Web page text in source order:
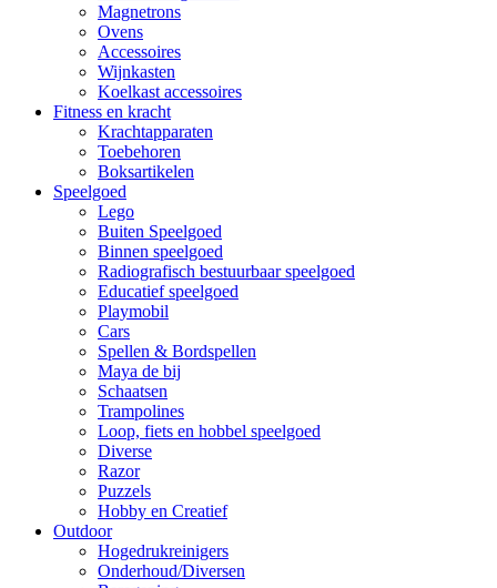
Magnetrons
Ovens
Accessoires
Wijnkasten
Koelkast accessoires
Fitness en kracht
Krachtapparaten
Toebehoren
Boksartikelen
Speelgoed
Lego
Buiten Speelgoed
Binnen speelgoed
Radiografisch bestuurbaar speelgoed
Educatief speelgoed
Playmobil
Cars
Spellen & Bordspellen
Maya de bij
Schaatsen
Trampolines
Loop, fiets en hobbel speelgoed
Diverse
Razor
Puzzels
Hobby en Creatief
Outdoor
Hogedrukreinigers
Onderhoud/Diversen